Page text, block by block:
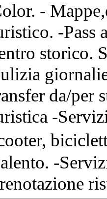
-
-Pass
storico.
da/per
-
-